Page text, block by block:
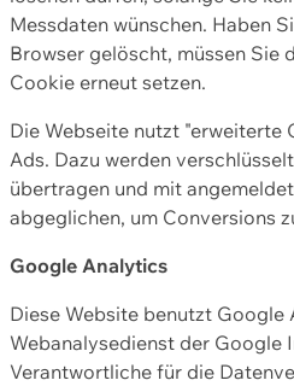
Messdaten wünschen. Haben
Browser gelöscht, müssen Sie
Cookie erneut setzen.
Die Webseite nutzt "erweiterte
Ads. Dazu werden
übertragen und mit
abgeglichen, um Conversions
Google Analytics
Diese Website benutzt Google
Webanalysedienst der Google
Verantwortliche für die